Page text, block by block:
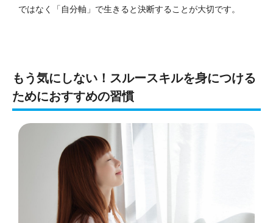
ではなく「自分軸」で生きると決断することが大切です。
もう気にしない！スルースキルを身につける
ためにおすすめの習慣